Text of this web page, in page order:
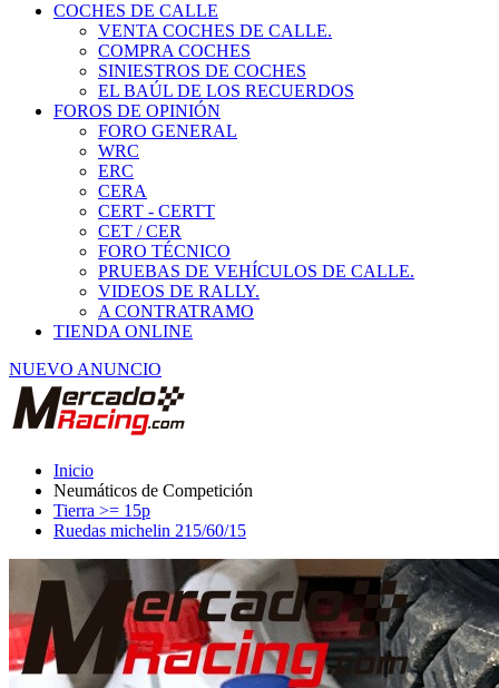
COCHES DE CALLE
VENTA COCHES DE CALLE.
COMPRA COCHES
SINIESTROS DE COCHES
EL BAÚL DE LOS RECUERDOS
FOROS DE OPINIÓN
FORO GENERAL
WRC
ERC
CERA
CERT - CERTT
CET / CER
FORO TÉCNICO
PRUEBAS DE VEHÍCULOS DE CALLE.
VIDEOS DE RALLY.
A CONTRATRAMO
TIENDA ONLINE
NUEVO ANUNCIO
Inicio
Neumáticos de Competición
Tierra >= 15p
Ruedas michelin 215/60/15